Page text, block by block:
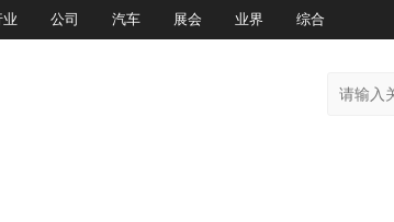
业 公司 汽车 展会 业界 综合